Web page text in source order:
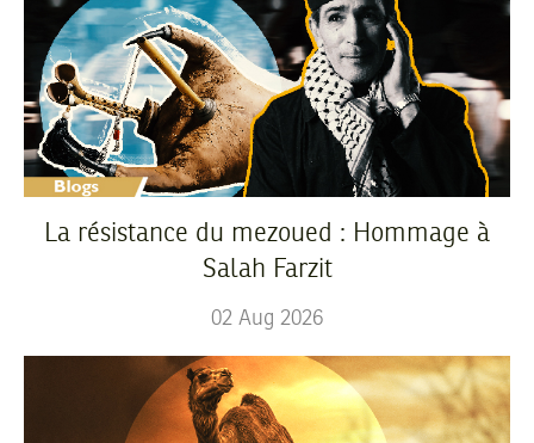
La résistance du mezoued : Hommage à
Salah Farzit
02 Aug 2026